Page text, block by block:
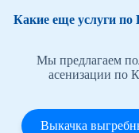
Какие еще услуги по
Мы предлагаем
асенизации по
Выкачка